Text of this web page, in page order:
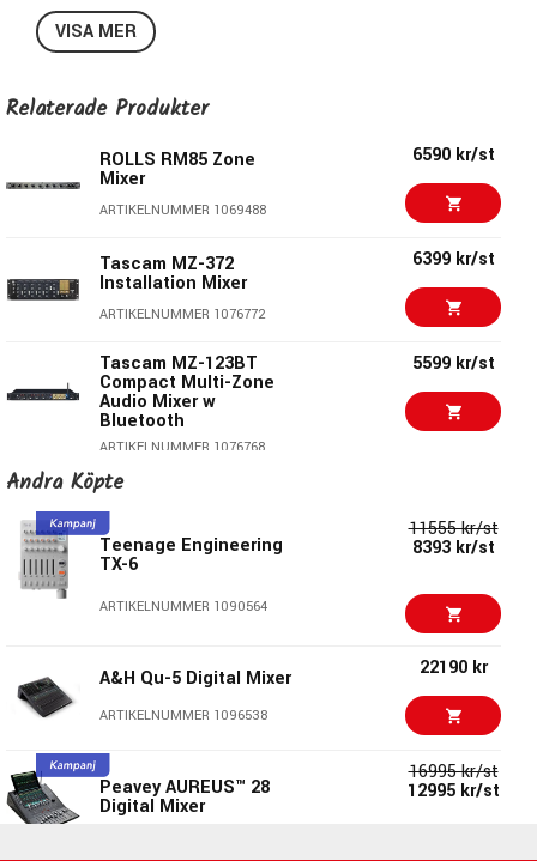
external volume control. The Microphone inputs feature
selectable ducking for paging. Front panel speaker makes
individual switching for each channel. The RM424 is easy
just complex enough it will fill even the most demanding
four zone installation requirements.
just about every approval known to man so you can spec it
in almost any installation. The RM424 is the ideal solution
for restaurants, offices, night clubs, etc.
Two Mic Inputs with independent switchable phantom
power
True 48V phantom power
stereo input
Four Balanced XLR Zone Outputs
Remote Volume for each output
Assignable automatic paging
VISA MER
Relaterade Produkter
ROLLS RM85 Zone
Mixer
ARTIKELNUMMER 1069488
6590 kr/st
Tascam MZ-372
Installation Mixer
ARTIKELNUMMER 1076772
6399 kr/st
Tascam MZ-123BT
Compact Multi-Zone
Audio Mixer w
Bluetooth
ARTIKELNUMMER 1076768
5599 kr/st
Zone Installation Mixer
ARTIKELNUMMER 1076770
Rolls RM64 4995 kr/st
Rolls RM167
ARTIKELNUMMER 1084759
5990 kr/st
ART MX225 3080 kr/st
Andra Köpte
Teenage Engineering
TX-6
ARTIKELNUMMER 1090564
11555 kr/st
8393 kr/st
A&H Qu-5 Digital Mixer
ARTIKELNUMMER 1096538
22190 kr
Peavey AUREUS™ 28
Digital Mixer
16995 kr/st
12995 kr/st